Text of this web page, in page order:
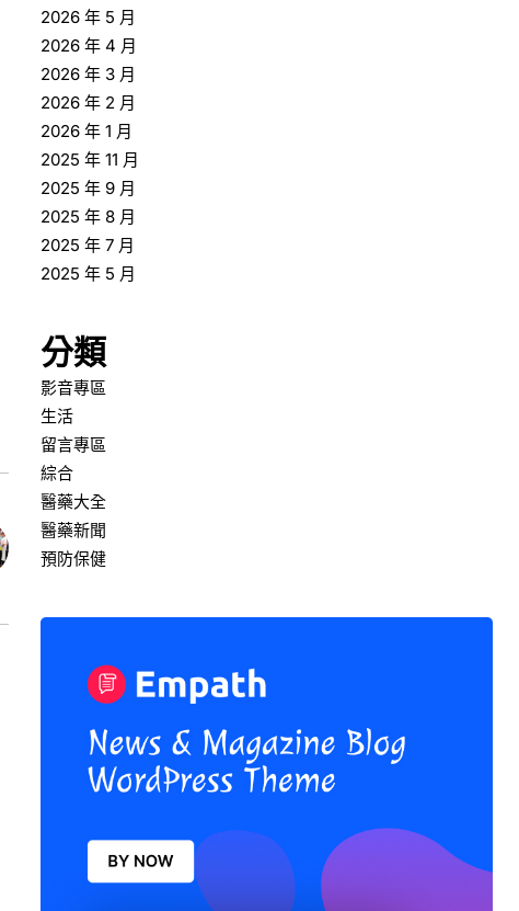
2026 年 5 月
2026 年 4 月
2026 年 3 月
2026 年 2 月
2026 年 1 月
2025 年 11 月
2025 年 9 月
2025 年 8 月
2025 年 7 月
2025 年 5 月
分類
影音專區
生活
留言專區
綜合
醫藥大全
醫藥新聞
預防保健